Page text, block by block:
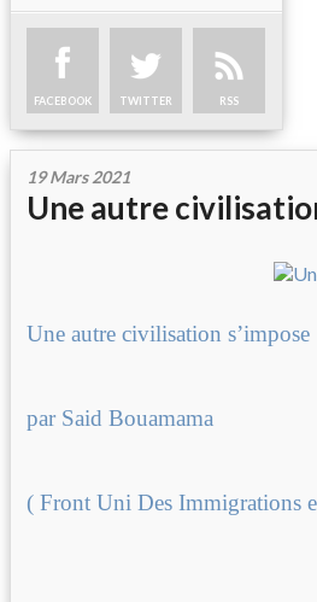
FACEBOOK TWITTER RSS
19 Mars 2021
Une autre
Une autre civilisation s’impose
par Said Bouamama
( Front Uni Des Immigrations